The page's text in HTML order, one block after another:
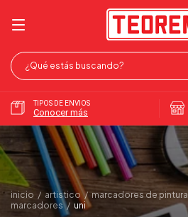
TIPOS DE ENVIOS
Conocer más
inicio / artistico / marcadores de pintura
marcadores / uni